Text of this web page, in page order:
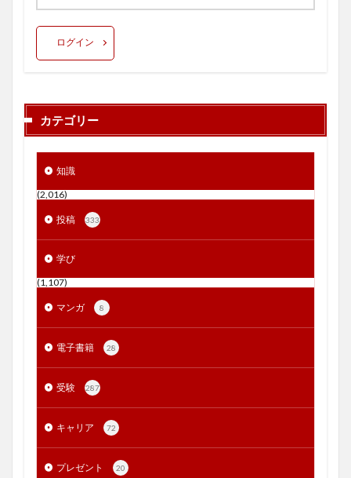
ログイン
カテゴリー
知識
(2,016)
投稿 333
学び
(1,107)
マンガ 8
電子書籍 28
受験 287
キャリア 72
プレゼント 20